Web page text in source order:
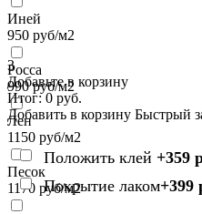
Иней
950 руб/м2
Росса
990руб/м2
Лен
1150 руб/м2
Песок
1170 руб/м2
3
Добавьте в корзину
Итог:0 руб.
Добавить в корзину Быстрый
Положить клей +359
Покрытие лаком+399